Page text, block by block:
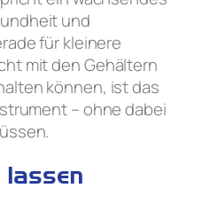
und
für kleinere
mit den Gehältern
können, ist das
– ohne dabei